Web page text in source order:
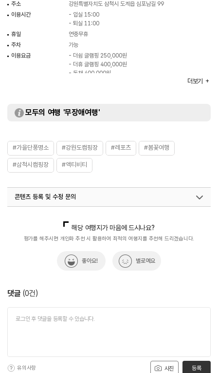
주소
강원특별자치도 삼척시 도계읍 심포남길 99
이용시간
- 입실 15:00
- 퇴실 11:00
휴일
연중무휴
주차
가능
이용요금
- 더쉼 글램핑 250,000원
- 더휴 글램핑 400,000원
- 독채 400,000원
더보기
모두의 여행 '무장애여행'
#가을단풍명소 #강원도캠핑장 #레포츠 #봄꽃여행
#삼척시캠핑장 #액티비티
콘텐츠 등록 및 수정 문의
해당 여행지가 마음에 드시나요?
평가를 해주시면 개인화 추천 시 활용하여 최적의 여행지를 추천해 드리겠습니다.
좋아요! 별로예요
댓글 (0건)
사진
유의사항 등록